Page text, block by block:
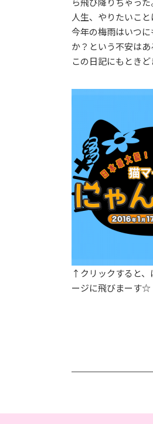
人生、やりたいこ
今年の梅雨はいつ
か？という不安はあ
この日記にもとき
↑クリックすると
ージに飛びまーす☆